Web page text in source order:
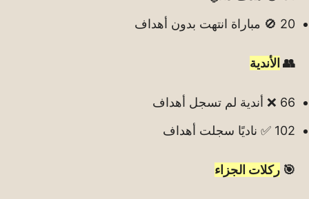
20 🚫 مباراة انتهت بدون أهداف
👥 الأندية
66 ❌ أندية لم تسجل أهداف
102 ✅ ناديًا سجلت أهداف
🎯 ركلات الجزاء